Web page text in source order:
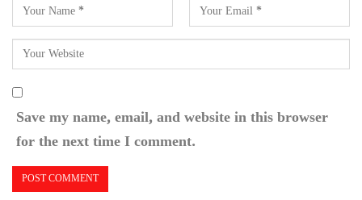
Save my name, email, and website in this browser
for the next time I comment.